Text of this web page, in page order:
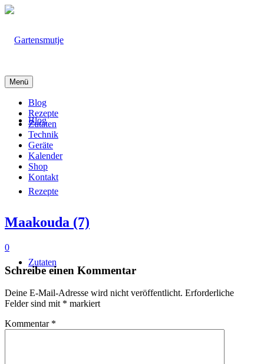
Blog
Rezepte
Zutaten
Technik
Menü
Blog
Rezepte
Zutaten
Technik
Geräte
Kalender
Shop
Kontakt
Maakouda (7)
0
Schreibe einen Kommentar
Deine E-Mail-Adresse wird nicht veröffentlicht. Erforderliche
Felder sind mit * markiert
Kommentar *